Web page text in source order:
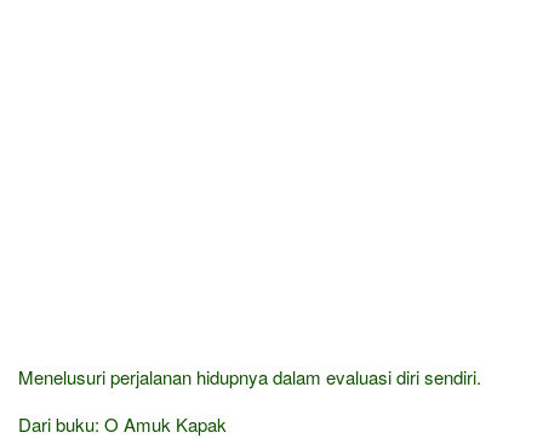
Menelusuri perjalanan hidupnya dalam evaluasi diri sendiri.
Dari buku: O Amuk Kapak